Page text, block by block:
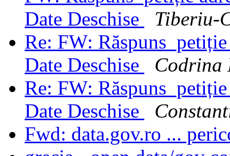
Date Deschise
Tiberiu-
Re: FW:
Date Deschise
Re: FW:
Date Deschise
Fwd: data.gov.ro ...